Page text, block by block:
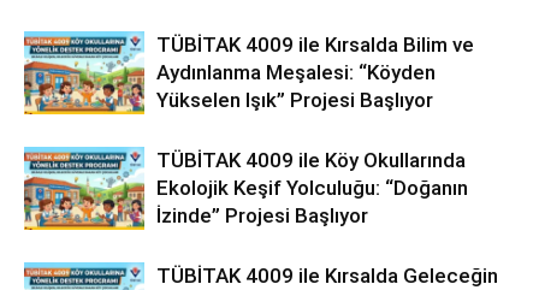
TÜBİTAK 4009 ile Kırsalda Bilim ve
Aydınlanma Meşalesi: “Köyden
Yükselen Işık” Projesi Başlıyor
TÜBİTAK 4009 ile Köy Okullarında
Ekolojik Keşif Yolculuğu: “Doğanın
İzinde” Projesi Başlıyor
TÜBİTAK 4009 ile Kırsalda Geleceğin